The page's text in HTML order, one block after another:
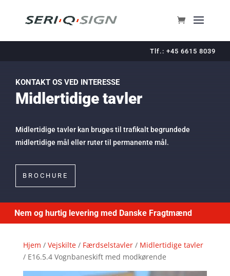
Tlf.: +45 6615 8039
KONTAKT OS VED INTERESSE
Midlertidige tavler
Midlertidige tavler kan bruges til trafikalt begrundede
midlertidige mål eller ruter til permanente mål.
BROCHURE
Nem og hurtig levering med Danske Fragtmænd
Hjem / Vejskilte/ Færdselstavler/ Midlertidige tavler
/ E16.5.4 Vognbaneskift med modkørende